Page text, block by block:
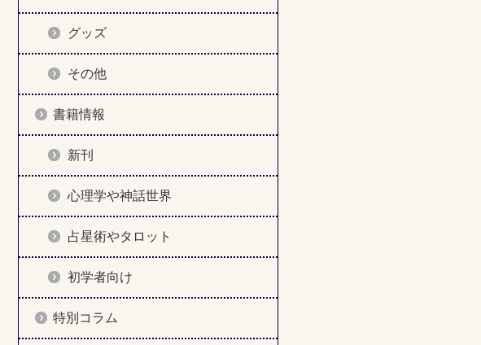
グッズ
その他
書籍情報
新刊
心理学や神話世界
占星術やタロット
初学者向け
特別コラム